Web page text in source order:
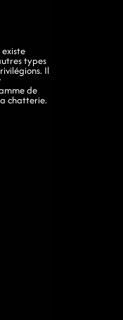
existe
types
Il
de
chatterie.